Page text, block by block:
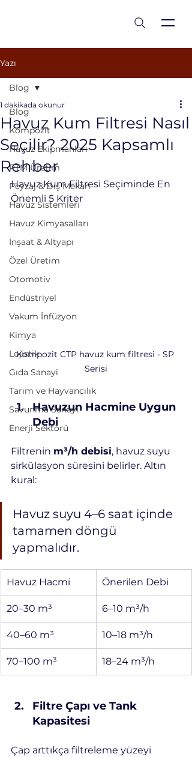
Yazı
Blog
Kompozit
Havuz Ekipmanları
RTM Üretim
Peyzaj & Dış Mekan
Havuz Sistemleri
Havuz Kimyasalları
İnşaat & Altyapı
Özel Üretim
Otomotiv
Endüstriyel
Vakum İnfüzyon
Kimya
Lojistik
Gıda Sanayi
Tarım ve Hayvancılık
Savunma Sanayi
Enerji Sektörü
Blog
Havuz Kum Filtresi Nasıl
Seçilir? 2025 Kapsamlı
Rehber
1 dakikada okunur
Havuz Kum Filtresi Seçiminde En
Önemli 5 Kriter
Kompozit CTP havuz kum filtresi - SP
Serisi
Havuzun Hacmine Uygun
Debi
Filtrenin m³/h debisi, havuz suyu
sirkülasyon süresini belirler. Altın
kural:
Havuz suyu 4–6 saat içinde
tamamen döngü
yapmalıdır.
Havuz Hacmi Önerilen Debi
20–30 m³ 6–10 m³/h
40–60 m³ 10–18 m³/h
70–100 m³ 18–24 m³/h
Filtre Çapı ve Tank
Kapasitesi
Çap arttıkça filtreleme yüzeyi